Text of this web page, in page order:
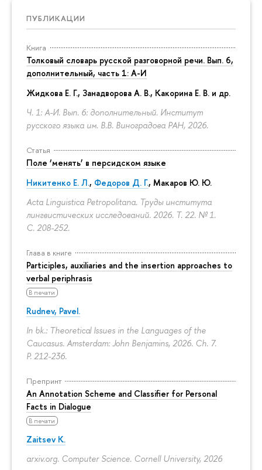
ПУБЛИКАЦИИ
Книга
Толковый словарь русской разговорной речи. Вып. 6,
дополнительный, часть 1: А-И
Жидкова Е. Г., Занадворова А. В., Какорина Е. В. и др.
Ч. 1: А-И. Вып. 6: дополнительный. Институт
русского языка им. В.В. Виноградова РАН, 2026.
Статья
Поле ‘менять’ в персидском языке
Никитенко Е. Л., Федоров Д. Г., Макаров Ю. Ю.
Acta Linguistica Petropolitana. Труды института
лингвистических исследований. 2026. Т. 22. № 1.
С. 208-252.
Глава в книге
Participles, auxiliaries and the insertion approaches to
verbal periphrasis
В печати
Rudnev, Pavel.
In bk.: Theoretical Issues in the Languages of the
Caucasus. Amsterdam: John Benjamins, 2026. Ch. 7.
P. 212-236.
Препринт
An Annotation Scheme and Classifier for Personal
Facts in Dialogue
В печати
Zaitsev K.
arxiv.org. Computer Science. Cornell University, 2026